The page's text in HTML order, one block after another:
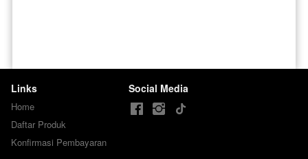
Links
Home
Daftar Produk
Konfirmasi Pembayaran
Social Media